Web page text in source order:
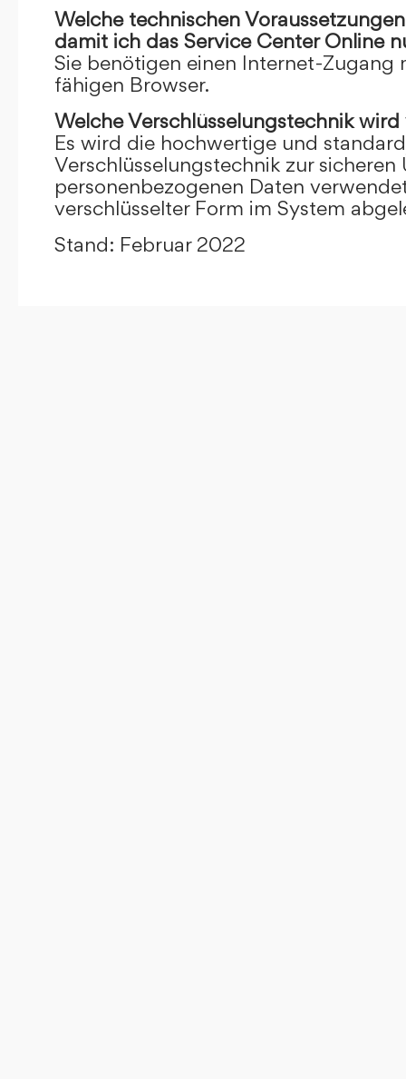
Welche technischen
damit ich das Service Center Online
Sie benötigen einen Internet-Zugang
fähigen Browser.
Welche Verschlüsselungstechnik
Es wird die hochwertige und
Verschlüsselungstechnik zur
personenbezogenen Daten
verschlüsselter Form im System
Stand: Februar 2022